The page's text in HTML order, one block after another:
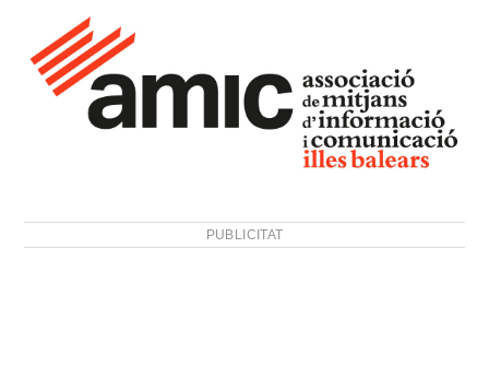
PUBLICITAT